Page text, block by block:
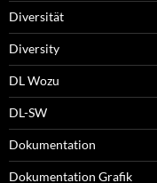
Diversität
Diversity
DL Wozu
DL-SW
Dokumentation
Dokumentation Grafik